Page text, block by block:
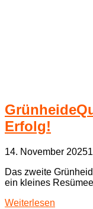
Erfolg!
14. November 2025
Das zweite
ein kleines
Weiterlesen